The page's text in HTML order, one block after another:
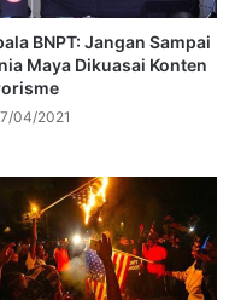
BNPT: Jangan Sampai
Maya Dikuasai Konten
04/2021